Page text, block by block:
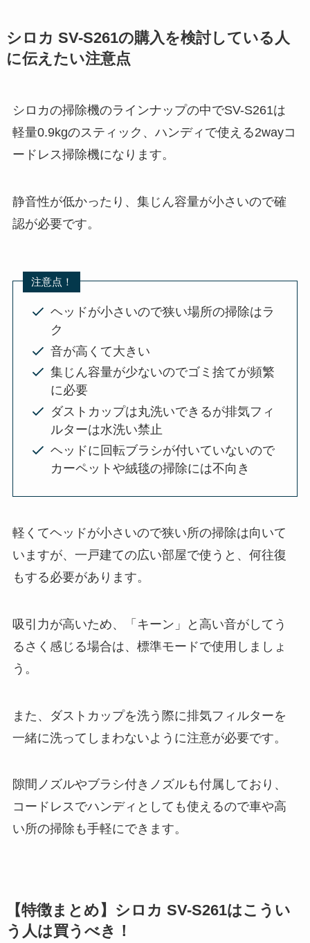
シロカ SV-S261の購入を検討している人
に伝えたい注意点
シロカの掃除機のラインナップの中でSV-S261は
軽量0.9kgのスティック、ハンディで使える2wayコ
ードレス掃除機になります。
静音性が低かったり、集じん容量が小さいので確
認が必要です。
注意点！
ヘッドが小さいので狭い場所の掃除はラ
ク
音が高くて大きい
集じん容量が少ないのでゴミ捨てが頻繁
に必要
ダストカップは丸洗いできるが排気フィ
ルターは水洗い禁止
ヘッドに回転ブラシが付いていないので
カーペットや絨毯の掃除には不向き
軽くてヘッドが小さいので狭い所の掃除は向いて
いますが、一戸建ての広い部屋で使うと、何往復
もする必要があります。
吸引力が高いため、「キーン」と高い音がしてう
るさく感じる場合は、標準モードで使用しましょ
う。
また、ダストカップを洗う際に排気フィルターを
一緒に洗ってしまわないように注意が必要です。
隙間ノズルやブラシ付きノズルも付属しており、
コードレスでハンディとしても使えるので車や高
い所の掃除も手軽にできます。
【特徴まとめ】シロカ SV-S261はこうい
う人は買うべき！